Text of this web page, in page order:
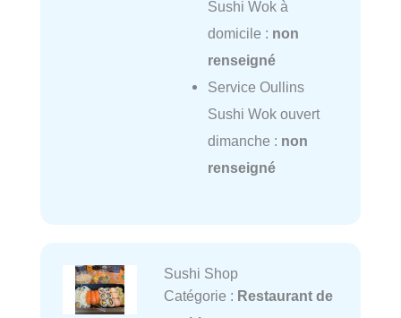
Sushi Wok à
domicile : non
renseigné
Service Oullins
Sushi Wok ouvert
dimanche : non
renseigné
Sushi Shop
Catégorie : Restaurant de